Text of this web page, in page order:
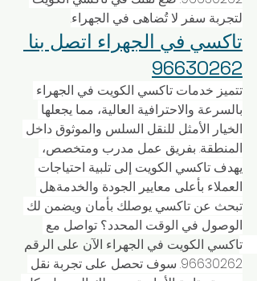
لتجربة سفر لا تُضاهى في الجهراء.
تاكسي في الجهراء اتصل بنا
96630262
تتميز خدمات تاكسي الكويت في الجهراء
بالسرعة والاحترافية العالية، مما يجعلها
الخيار الأمثل للنقل السلس والموثوق داخل
المنطقة. بفريق عمل مدرب ومتخصص،
يهدف تاكسي الكويت إلى تلبية احتياجات
العملاء بأعلى معايير الجودة والخدمة.هل
تبحث عن تاكسي يوصلك بأمان ويضمن لك
الوصول في الوقت المحدد؟ تواصل مع
تاكسي الكويت في الجهراء الآن على الرقم
96630262. سوف تحصل على تجربة نقل